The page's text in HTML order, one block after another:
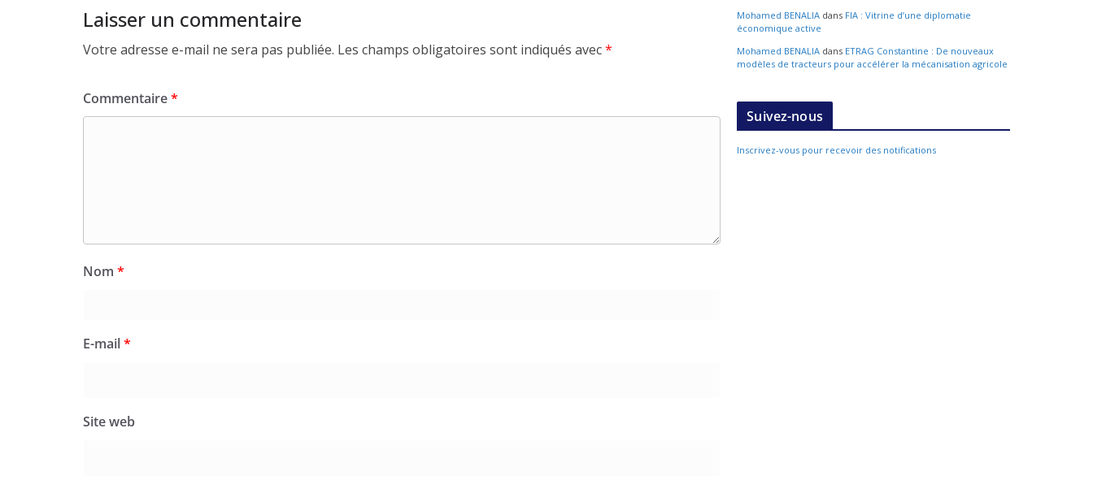
Laisser un commentaire
Votre adresse e-mail ne sera pas publiée. Les champs obligatoires sont indiqués avec*
Commentaire*
Nom *
E-mail*
Site web
Mohamed BENALIA dans FIA : Vitrine d’une diplomatie
économique active
Mohamed BENALIA dans ETRAG Constantine : De nouveaux
modèles de tracteurs pour accélérer la mécanisation agricole
Suivez-nous
Inscrivez-vous pour recevoir des notifications